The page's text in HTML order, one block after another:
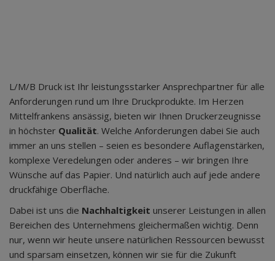
L/M/B Druck ist Ihr leistungsstarker Ansprechpartner für alle
Anforderungen rund um Ihre Druckprodukte. Im Herzen
Mittelfrankens ansässig, bieten wir Ihnen Druckerzeugnisse
in höchster Qualität. Welche Anforderungen dabei Sie auch
immer an uns stellen – seien es besondere Auflagenstärken,
komplexe Veredelungen oder anderes – wir bringen Ihre
Wünsche auf das Papier. Und natürlich auch auf jede andere
druckfähige Oberfläche.
Dabei ist uns die Nachhaltigkeit unserer Leistungen in allen
Bereichen des Unternehmens gleichermaßen wichtig. Denn
nur, wenn wir heute unsere natürlichen Ressourcen bewusst
und sparsam einsetzen, können wir sie für die Zukunft